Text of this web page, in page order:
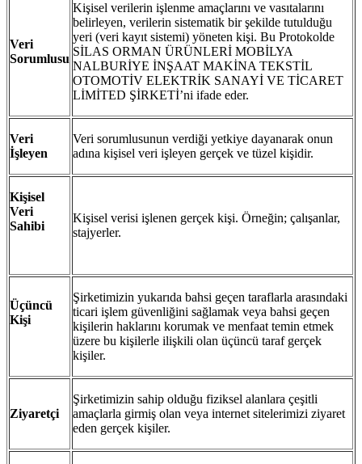
Veri
Sorumlusu
Kişisel verilerin işlenme amaçlarını ve vasıtalarını
belirleyen, verilerin sistematik bir şekilde tutulduğu
yeri (veri kayıt sistemi) yöneten kişi. Bu Protokolde
SİLAS ORMAN ÜRÜNLERİ MOBİLYA
NALBURİYE İNŞAAT MAKİNA TEKSTİL
OTOMOTİV ELEKTRİK SANAYİ VE TİCARET
LİMİTED ŞİRKETİ’ni ifade eder.
Veri
İşleyen
Veri sorumlusunun verdiği yetkiye dayanarak onun
adına kişisel veri işleyen gerçek ve tüzel kişidir.
Kişisel
Veri
Sahibi
Kişisel verisi işlenen gerçek kişi. Örneğin; çalışanlar,
stajyerler.
Üçüncü
Kişi
Şirketimizin yukarıda bahsi geçen taraflarla arasındaki
ticari işlem güvenliğini sağlamak veya bahsi geçen
kişilerin haklarını korumak ve menfaat temin etmek
üzere bu kişilerle ilişkili olan üçüncü taraf gerçek
kişiler.
Ziyaretçi
Şirketimizin sahip olduğu fiziksel alanlara çeşitli
amaçlarla girmiş olan veya internet sitelerimizi ziyaret
eden gerçek kişiler.